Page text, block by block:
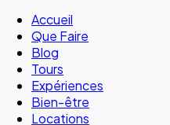
Accueil
Que Faire
Blog
Tours
Expériences
Bien-être
Locations